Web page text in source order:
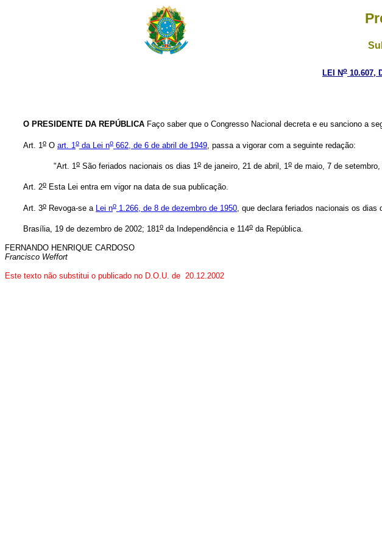
LEI No 10.607,
O PRESIDENTE DA REPÚBLICA Faço saber que o Congresso Nacional decreta e eu sanciono a
Art. 1 o O art. 1 o da Lei no 662, de 6 de abril de 1949 , passa a vigorar com a seguinte redação:
"Art. 1o São feriados nacionais os dias 1o de janeiro, 21 de abril, 1o de maio, 7 de
Art. 2o Esta Lei entra em vigor na data de sua publicação.
Art. 3o Revoga-se a Lei no 1.266, de 8 de dezembro de 1950 , que declara feriados nacionais os dias
Brasília, 19 de dezembro de 2002; 181o da Independência e 114o da República.
FERNANDO HENRIQUE CARDOSO
Francisco Weffort
Este texto não substitui o publicado no D.O.U. de 20.12.2002